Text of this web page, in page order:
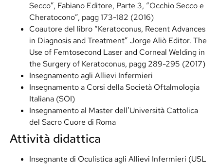
Secco”, Fabiano Editore, Parte 3, “Occhio Secco e
Cheratocono”, pagg 173-182 (2016)
Coautore del libro “Keratoconus, Recent Advances
in Diagnosis and Treatment” Jorge Aliò Editor. The
Use of Femtosecond Laser and Corneal Welding in
the Surgery of Keratoconus, pagg 289-295 (2017)
Insegnamento agli Allievi Infermieri
Insegnamento a Corsi della Società Oftalmologia
Italiana (SOI)
Insegnamento al Master dell’Università Cattolica
del Sacro Cuore di Roma
Attività didattica
Insegnante di Oculistica agli Allievi Infermieri (USL